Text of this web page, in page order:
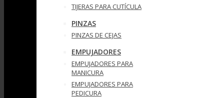
TIJERAS PARA CUTÍCULA
PINZAS
PINZAS DE CEJAS
EMPUJADORES
EMPUJADORES PARA
MANICURA
EMPUJADORES PARA
PEDICURA